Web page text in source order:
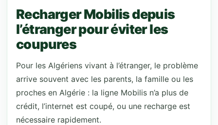
Recharger Mobilis depuis
l’étranger pour éviter les
coupures
Pour les Algériens vivant à l’étranger, le problème
arrive souvent avec les parents, la famille ou les
proches en Algérie : la ligne Mobilis n’a plus de
crédit, l’internet est coupé, ou une recharge est
nécessaire rapidement.